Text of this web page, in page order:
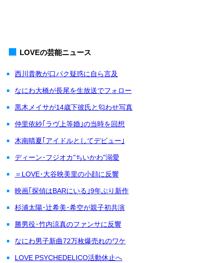
LOVEの芸能ニュース
西川貴教が口パク疑惑に自ら言及
なにわ大橋が長尾を生放送でフォロー
黒木メイサが14歳下彼氏と匂わせ写真
仲里依紗｢ラヴ上等婚｣の当時を回想
木南晴夏｢アイドルとしてデビュー｣
ディーン･フジオカ"ちいかわ"溺愛
＝LOVE･大谷映美里の小顔に反響
映画｢探偵はBARにいる｣9年ぶり新作
杉浦太陽･辻希美･希空が親子初共演
勝男役･竹内涼真のファンサに反響
なにわ男子新曲72万枚爆売れのワケ
LOVE PSYCHEDELICO活動休止へ